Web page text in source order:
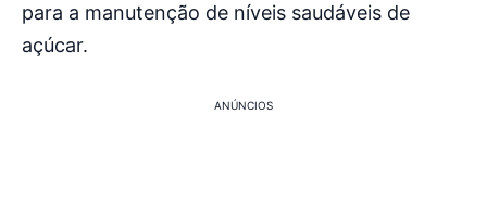
para a manutenção de níveis saudáveis de
açúcar.
ANÚNCIOS